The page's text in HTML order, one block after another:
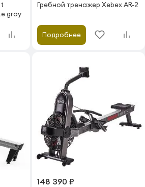
gray
Гребной тренажер Xebex AR-2
Подробнее
148 390 ₽